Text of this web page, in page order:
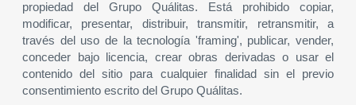
propiedad del Grupo Quálitas. Está prohibido copiar,
modificar, presentar, distribuir, transmitir, retransmitir, a
través del uso de la tecnología 'framing', publicar, vender,
conceder bajo licencia, crear obras derivadas o usar el
contenido del sitio para cualquier finalidad sin el previo
consentimiento escrito del Grupo Quálitas.